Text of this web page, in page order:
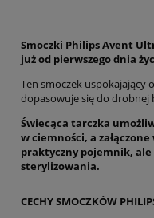
Smoczki Philips Avent
już od pierwszego dnia
Ten smoczek uspokajający
dopasowuje się do drobnej
Świecąca tarczka
w ciemności, a
praktyczny pojemnik,
sterylizowania.
CECHY SMOCZKÓW